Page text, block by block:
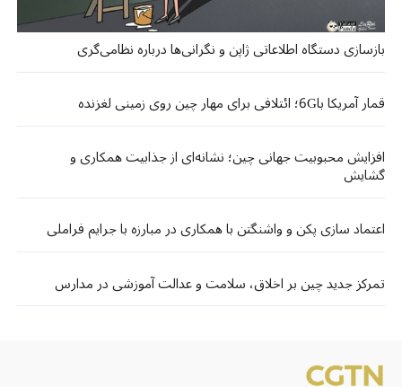
بازسازی دستگاه اطلاعاتی ژاپن و نگرانی‌ها درباره نظامی‌گری
قمار آمریکا با6G؛ ائتلافی برای مهار چین روی زمینی لغزنده
افزایش محبوبیت جهانی چین؛ نشانه‌ای از جذابیت همکاری و
گشایش
اعتماد سازی پکن و واشنگتن با همکاری در مبارزه با جرایم فراملی
تمرکز جدید چین بر اخلاق، سلامت و عدالت آموزشی در مدارس